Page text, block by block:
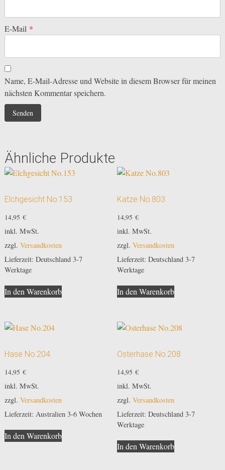
E-Mail *
Name, E-Mail-Adresse und Website in diesem Browser für meinen
nächsten Kommentar speichern.
Ähnliche Produkte
Elchgesicht No.153
14,95 €
inkl. MwSt.
zzgl. Versandkosten
Lieferzeit: Deutschland 3-7
Werktage
In den Warenkorb
Katze No.803
14,95 €
inkl. MwSt.
zzgl. Versandkosten
Lieferzeit: Deutschland 3-7
Werktage
In den Warenkorb
Hase No.204
14,95 €
inkl. MwSt.
zzgl. Versandkosten
Lieferzeit: Australien 3-6 Wochen
In den Warenkorb
Osterhase No.208
14,95 €
inkl. MwSt.
zzgl. Versandkosten
Lieferzeit: Deutschland 3-7
Werktage
In den Warenkorb